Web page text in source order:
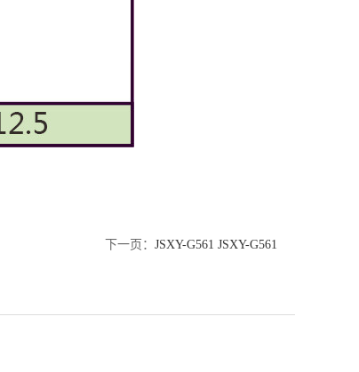
下一页： JSXY-G561 JSXY-G561